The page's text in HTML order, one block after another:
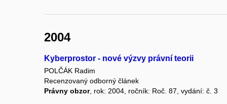
2004
Kyberprostor - nové výzvy právní teorii
POLČÁK Radim
Recenzovaný odborný článek
Právny obzor, rok: 2004, ročník: Roč. 87, vydání: č. 3